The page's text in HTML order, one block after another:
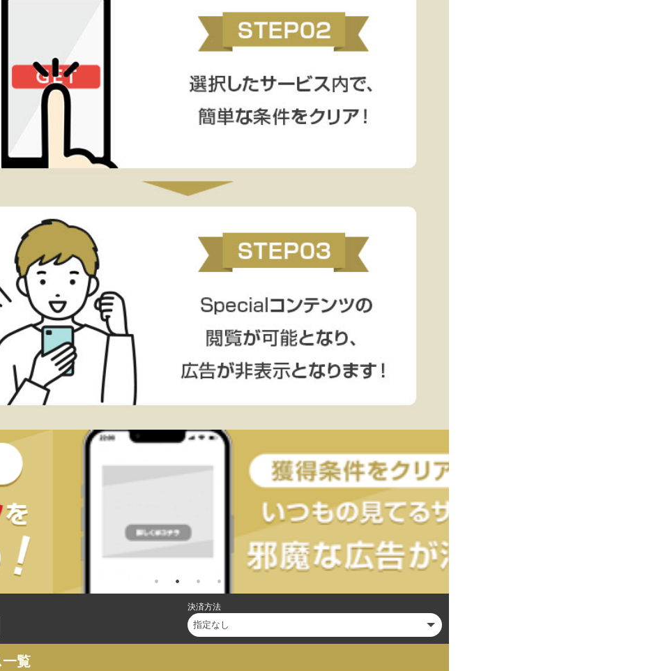
決済方法
覧